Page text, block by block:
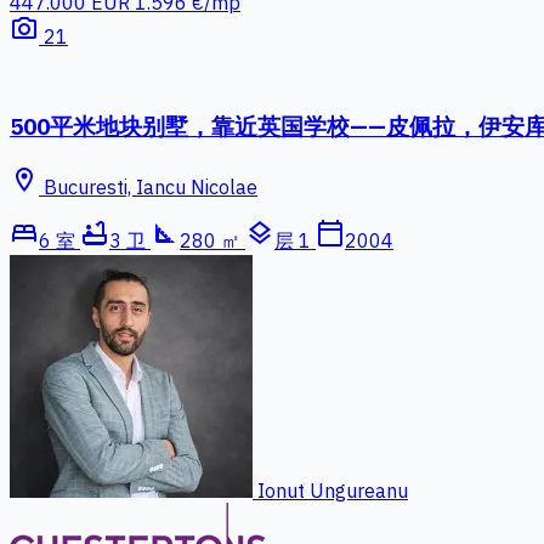
photo_camera 21
500平米地块别墅，靠近英国学校——皮佩拉，伊安
location_on Bucuresti, Iancu Nicolae
bed6 室 bathtub3 卫 square_foot 280 ㎡ layers 层 1 calendar_today2004
Ionut Ungureanu